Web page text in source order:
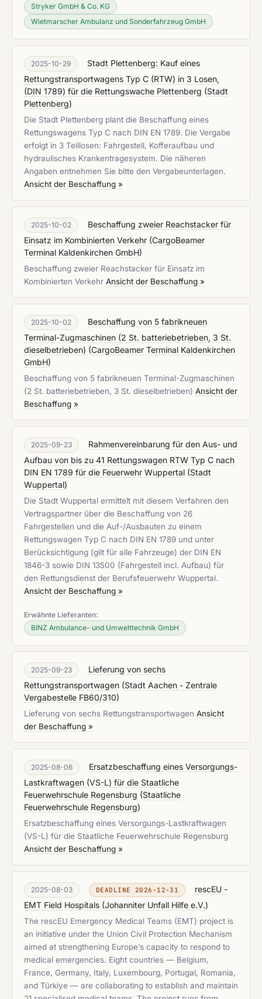
Stryker GmbH & Co. KG
Wietmarscher Ambulanz und Sonderfahrzeug GmbH
2025-10-29
Stadt Plettenberg: Kauf eines
Rettungstransportwagens Typ C (RTW) in 3 Losen,
(DIN 1789) für die Rettungswache Plettenberg (Stadt
Plettenberg)
Die Stadt Plettenberg plant die Beschaffung eines
Rettungswagens Typ C nach DIN EN 1789. Die Vergabe
erfolgt in 3 Teillosen: Fahrgestell, Kofferaufbau und
hydraulisches Krankentragesystem. Die näheren
Angaben entnehmen Sie bitte den Vergabeunterlagen.
Ansicht der Beschaffung »
2025-10-02
Beschaffung zweier Reachstacker für
Einsatz im Kombinierten Verkehr (CargoBeamer
Terminal Kaldenkirchen GmbH)
Beschaffung zweier Reachstacker für Einsatz im
Kombinierten Verkehr Ansicht der Beschaffung »
2025-10-02
Beschaffung von 5 fabrikneuen
Terminal-Zugmaschinen (2 St. batteriebetrieben, 3 St.
dieselbetrieben) (CargoBeamer Terminal Kaldenkirchen
GmbH)
Beschaffung von 5 fabrikneuen Terminal-Zugmaschinen
(2 St. batteriebetrieben, 3 St. dieselbetrieben) Ansicht der
Beschaffung »
2025-09-23
Rahmenvereinbarung für den Aus- und
Aufbau von bis zu 41 Rettungswagen RTW Typ C nach
DIN EN 1789 für die Feuerwehr Wuppertal (Stadt
Wuppertal)
Die Stadt Wuppertal ermittelt mit diesem Verfahren den
Vertragspartner über die Beschaffung von 26
Fahrgestellen und die Auf-/Ausbauten zu einem
Rettungswagen Typ C nach DIN EN 1789 und unter
Berücksichtigung (gilt für alle Fahrzeuge) der DIN EN
1846-3 sowie DIN 13500 (Fahrgestell incl. Aufbau) für
den Rettungsdienst der Berufsfeuerwehr Wuppertal.
Ansicht der Beschaffung »
Erwähnte Lieferanten:
BINZ Ambulance- und Umwelttechnik GmbH
2025-09-23
Lieferung von sechs
Rettungstransportwagen (Stadt Aachen - Zentrale
Vergabestelle FB60/310)
Lieferung von sechs Rettungstransportwagen Ansicht
der Beschaffung »
2025-08-06
Ersatzbeschaffung eines Versorgungs-
Lastkraftwagen (VS-L) für die Staatliche
Feuerwehrschule Regensburg (Staatliche
Feuerwehrschule Regensburg)
Ersatzbeschaffung eines Versorgungs-Lastkraftwagen
(VS-L) für die Staatliche Feuerwehrschule Regensburg
Ansicht der Beschaffung »
2025-08-03 DEADLINE 2026-12-31
rescEU -
EMT Field Hospitals (Johanniter Unfall Hilfe e.V.)
The rescEU Emergency Medical Teams (EMT) project is
an initiative under the Union Civil Protection Mechanism
aimed at strengthening Europe’s capacity to respond to
medical emergencies. Eight countries — Belgium,
France, Germany, Italy, Luxembourg, Portugal, Romania,
and Türkiye — are collaborating to establish and maintain